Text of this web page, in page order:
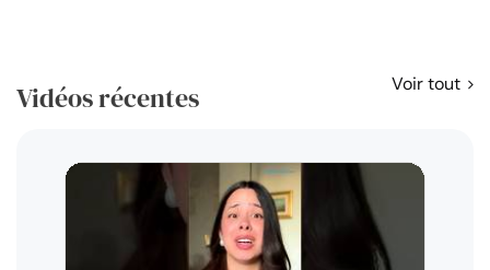
Vidéos récentes Voir tout